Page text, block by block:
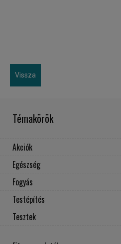
Vissza
Témakörök
Akciók
Egészség
Fogyás
Testépítés
Tesztek